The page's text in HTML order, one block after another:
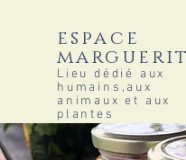
espace
Lieu dédié aux
humains,aux
animaux et aux
plantes